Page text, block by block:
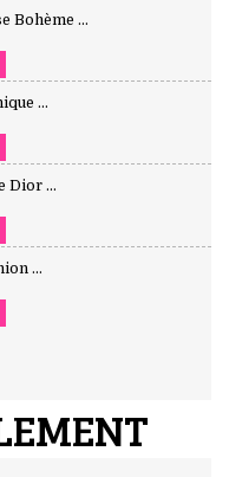
Bohème ...
...
Dior ...
...